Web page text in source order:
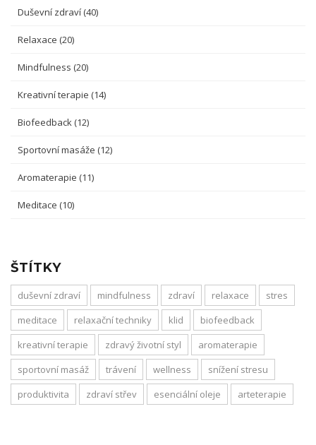
Duševní zdraví (40)
Relaxace (20)
Mindfulness (20)
Kreativní terapie (14)
Biofeedback (12)
Sportovní masáže (12)
Aromaterapie (11)
Meditace (10)
ŠTÍTKY
duševní zdraví mindfulness zdraví relaxace
stres
meditace
relaxační techniky klid
biofeedback
kreativní terapie
zdravý životní styl
aromaterapie
sportovní masáž
trávení wellness
snížení stresu
produktivita
zdraví střev esenciální oleje arteterapie